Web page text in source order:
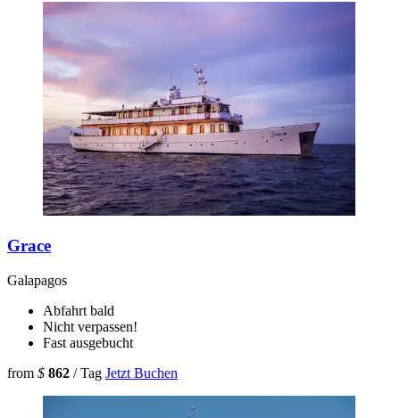
Grace
Galapagos
Abfahrt bald
Nicht verpassen!
Fast ausgebucht
from $ 862 / Tag Jetzt Buchen